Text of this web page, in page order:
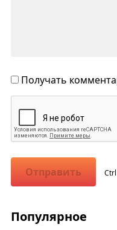
Получать
Отправить
Популярное